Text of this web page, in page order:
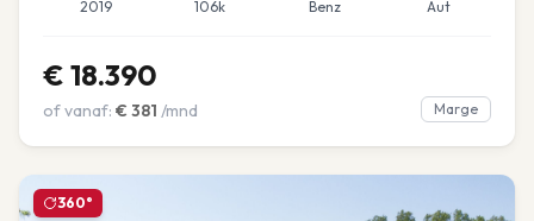
2019 106k Benz Aut
€ 18.390
of vanaf: € 381 /mnd Marge
360°